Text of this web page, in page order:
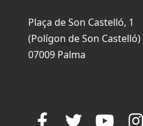
Plaça de Son Castelló, 1
(Polígon de Son Castelló)
07009 Palma